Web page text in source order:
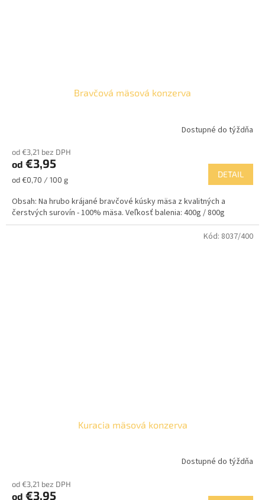
Bravčová mäsová konzerva
Dostupné do týždňa
od €3,21 bez DPH
od €3,95
Jednotková
od €0,70 / 100 g
DETAIL
Obsah: Na hrubo krájané bravčové kúsky mäsa z kvalitných a
čerstvých surovín - 100% mäsa. Veľkosť balenia: 400g / 800g
Kuracia mäsová konzerva
Dostupné do týždňa
od €3,21 bez DPH
od €3,95
Kód: 8037/400